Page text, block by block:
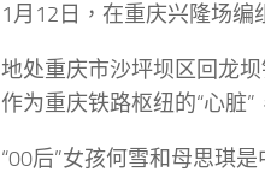
1月12日，在重庆兴隆场编
地处重庆市沙坪坝区回龙
作为重庆铁路枢纽的“心脏
“00后”女孩何雪和母思琪